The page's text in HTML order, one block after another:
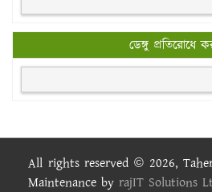
ডেঙ্গু প্রতিরোধে
All rights reserved © 2026,
Maintenance by rajIT Solutions